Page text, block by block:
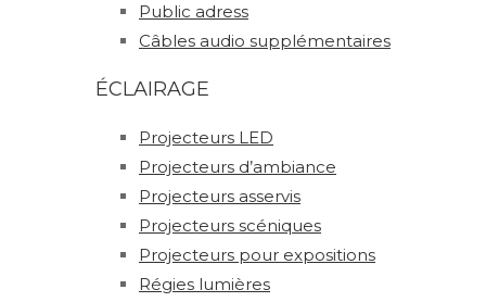
Public adress
Câbles audio supplémentaires
ÉCLAIRAGE
Projecteurs LED
Projecteurs d’ambiance
Projecteurs asservis
Projecteurs scéniques
Projecteurs pour expositions
Régies lumières